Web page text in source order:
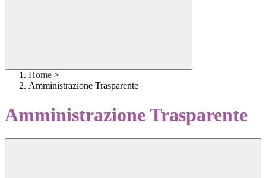
Home >
Amministrazione Trasparente
Amministrazione Trasparente